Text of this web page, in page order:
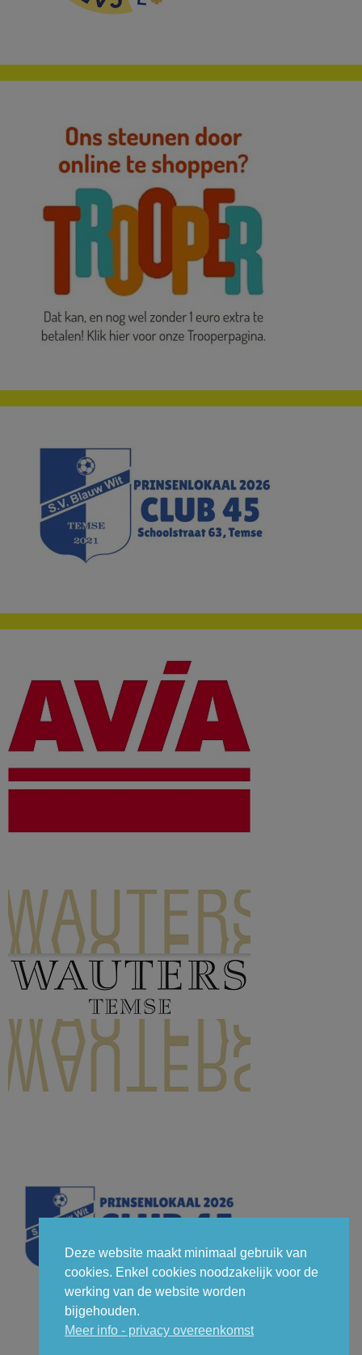
Deze website maakt minimaal gebruik van
cookies. Enkel cookies noodzakelijk voor de
werking van de website worden
bijgehouden.
Meer info - privacy overeenkomst